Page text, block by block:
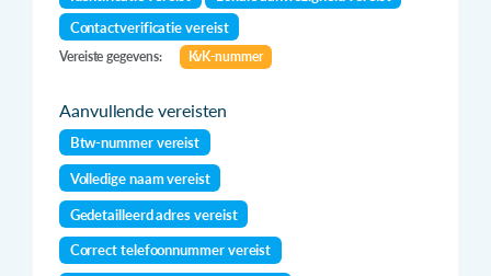
Contactverificatie vereist
Vereiste gegevens: KvK-nummer
Aanvullende vereisten
Btw-nummer vereist
Volledige naam vereist
Gedetailleerd adres vereist
Correct telefoonnummer vereist